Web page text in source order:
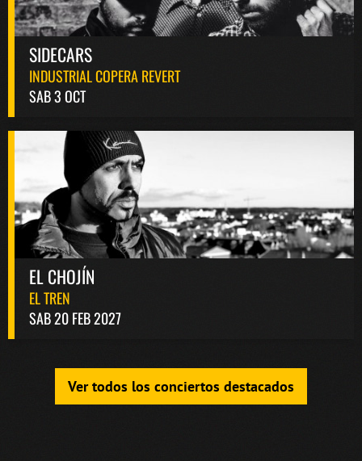
SIDECARS
INDUSTRIAL COPERA REVERT
SAB 3 OCT
EL CHOJÍN
EL TREN
SAB 20 FEB 2027
Ver todos los conciertos destacados